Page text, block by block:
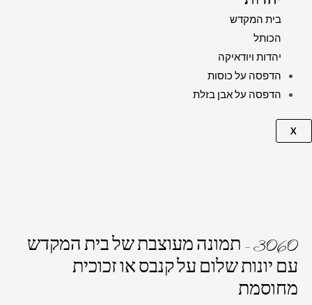
בית המקדש
הכותל
יהדות ויודאיקה
הדפסה על כוסות
הדפסה על אבן בזלת
X
3060 – תמונה מעוצבת של בית המקדש
עם יונות שלום על קנבס או זכוכית
מחוסמת